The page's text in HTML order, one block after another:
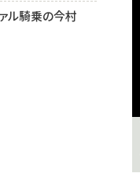
ル騎乗の今村